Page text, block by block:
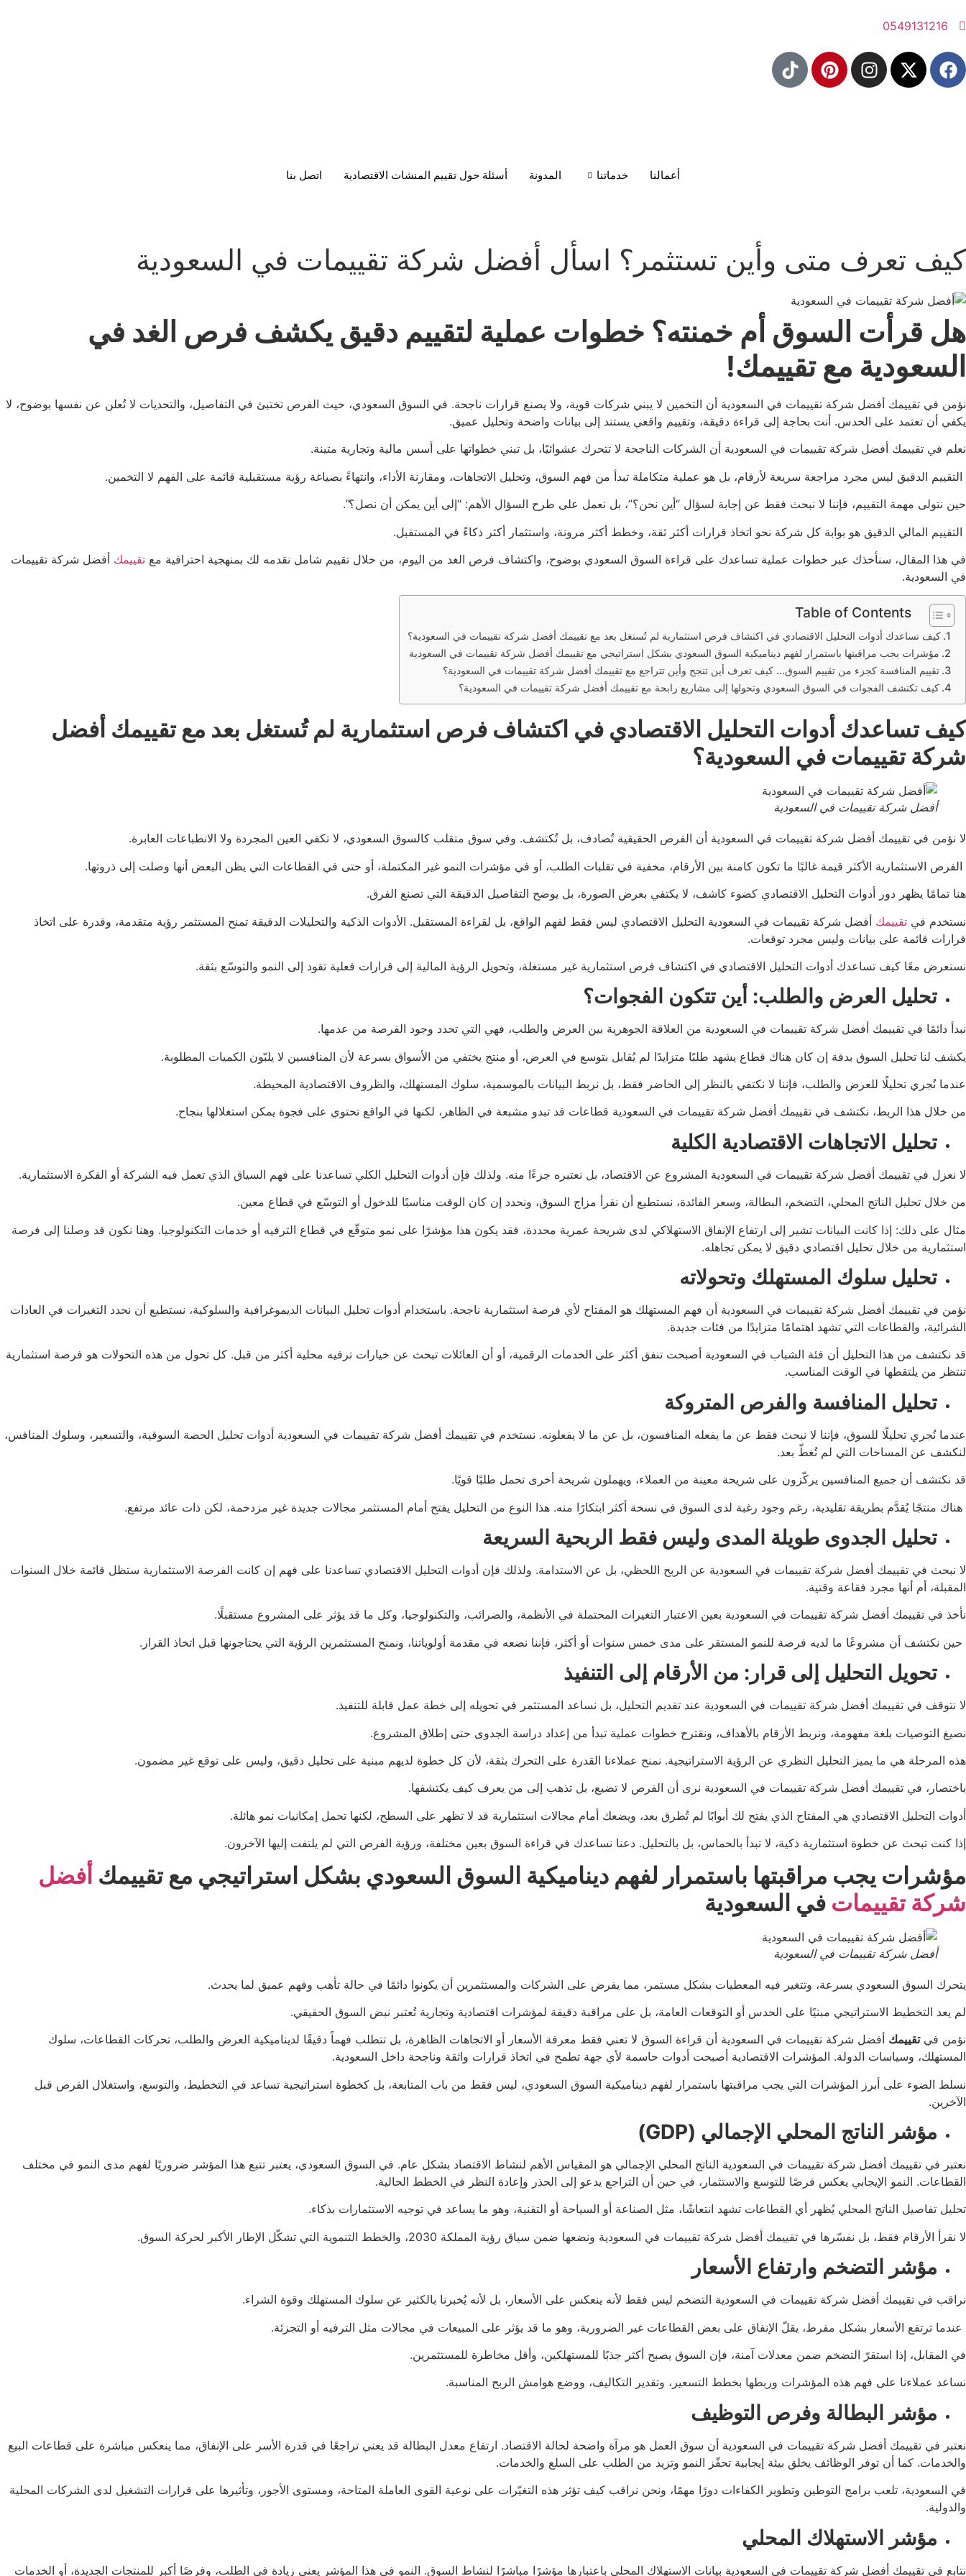
0549131216
أعمالنا خدماتنا المدونة أسئلة حول تقييم المنشات الاقتصادية اتصل بنا
كيف تعرف متى وأين تستثمر؟ اسأل أفضل شركة تقييمات في السعودية
هل قرأت السوق أم خمنته؟ خطوات عملية لتقييم دقيق يكشف فرص الغد في
السعودية مع تقييمك!
نؤمن في تقييمك أفضل شركة تقييمات في السعودية أن التخمين لا يبني شركات قوية، ولا يصنع قرارات ناجحة. في السوق السعودي، حيث الفرص تختبئ في التفاصيل، والتحديات لا تُعلن عن نفسها بوضوح، لا
يكفي أن تعتمد على الحدس. أنت بحاجة إلى قراءة دقيقة، وتقييم واقعي يستند إلى بيانات واضحة وتحليل عميق.
نعلم في تقييمك أفضل شركة تقييمات في السعودية أن الشركات الناجحة لا تتحرك عشوائيًا، بل تبني خطواتها على أسس مالية وتجارية متينة.
التقييم الدقيق ليس مجرد مراجعة سريعة لأرقام، بل هو عملية متكاملة تبدأ من فهم السوق، وتحليل الاتجاهات، ومقارنة الأداء، وانتهاءً بصياغة رؤية مستقبلية قائمة على الفهم لا التخمين.
حين نتولى مهمة التقييم، فإننا لا نبحث فقط عن إجابة لسؤال “أين نحن؟”، بل نعمل على طرح السؤال الأهم: “إلى أين يمكن أن نصل؟”.
التقييم المالي الدقيق هو بوابة كل شركة نحو اتخاذ قرارات أكثر ثقة، وخطط أكثر مرونة، واستثمار أكثر ذكاءً في المستقبل.
في هذا المقال، سنأخذك عبر خطوات عملية تساعدك على قراءة السوق السعودي بوضوح، واكتشاف فرص الغد من اليوم، من خلال تقييم شامل نقدمه لك بمنهجية احترافية مع تقييمك أفضل شركة تقييمات
في السعودية.
Table of Contents
كيف تساعدك أدوات التحليل الاقتصادي في اكتشاف فرص استثمارية لم تُستغل بعد مع تقييمك أفضل شركة تقييمات في السعودية؟
مؤشرات يجب مراقبتها باستمرار لفهم ديناميكية السوق السعودي بشكل استراتيجي مع تقييمك أفضل شركة تقييمات في السعودية
تقييم المنافسة كجزء من تقييم السوق… كيف تعرف أين تنجح وأين تتراجع مع تقييمك أفضل شركة تقييمات في السعودية؟
كيف تكتشف الفجوات في السوق السعودي وتحولها إلى مشاريع رابحة مع تقييمك أفضل شركة تقييمات في السعودية؟
كيف تساعدك أدوات التحليل الاقتصادي في اكتشاف فرص استثمارية لم تُستغل بعد مع تقييمك أفضل
شركة تقييمات في السعودية؟
أفضل شركة تقييمات في السعودية
لا نؤمن في تقييمك أفضل شركة تقييمات في السعودية أن الفرص الحقيقية تُصادف، بل تُكتشف. وفي سوق متقلب كالسوق السعودي، لا تكفي العين المجردة ولا الانطباعات العابرة.
الفرص الاستثمارية الأكثر قيمة غالبًا ما تكون كامنة بين الأرقام، مخفية في تقلبات الطلب، أو في مؤشرات النمو غير المكتملة، أو حتى في القطاعات التي يظن البعض أنها وصلت إلى ذروتها.
هنا تمامًا يظهر دور أدوات التحليل الاقتصادي كضوء كاشف، لا يكتفي بعرض الصورة، بل يوضح التفاصيل الدقيقة التي تصنع الفرق.
نستخدم في تقييمك أفضل شركة تقييمات في السعودية التحليل الاقتصادي ليس فقط لفهم الواقع، بل لقراءة المستقبل. الأدوات الذكية والتحليلات الدقيقة تمنح المستثمر رؤية متقدمة، وقدرة على اتخاذ
قرارات قائمة على بيانات وليس مجرد توقعات.
نستعرض معًا كيف تساعدك أدوات التحليل الاقتصادي في اكتشاف فرص استثمارية غير مستغلة، وتحويل الرؤية المالية إلى قرارات فعلية تقود إلى النمو والتوسّع بثقة.
تحليل العرض والطلب: أين تتكون الفجوات؟
نبدأ دائمًا في تقييمك أفضل شركة تقييمات في السعودية من العلاقة الجوهرية بين العرض والطلب، فهي التي تحدد وجود الفرصة من عدمها.
يكشف لنا تحليل السوق بدقة إن كان هناك قطاع يشهد طلبًا متزايدًا لم يُقابل بتوسع في العرض، أو منتج يختفي من الأسواق بسرعة لأن المنافسين لا يلبّون الكميات المطلوبة.
عندما نُجري تحليلًا للعرض والطلب، فإننا لا نكتفي بالنظر إلى الحاضر فقط، بل نربط البيانات بالموسمية، سلوك المستهلك، والظروف الاقتصادية المحيطة.
من خلال هذا الربط، نكتشف في تقييمك أفضل شركة تقييمات في السعودية قطاعات قد تبدو مشبعة في الظاهر، لكنها في الواقع تحتوي على فجوة يمكن استغلالها بنجاح.
تحليل الاتجاهات الاقتصادية الكلية
لا نعزل في تقييمك أفضل شركة تقييمات في السعودية المشروع عن الاقتصاد، بل نعتبره جزءًا منه. ولذلك فإن أدوات التحليل الكلي تساعدنا على فهم السياق الذي تعمل فيه الشركة أو الفكرة الاستثمارية.
من خلال تحليل الناتج المحلي، التضخم، البطالة، وسعر الفائدة، نستطيع أن نقرأ مزاج السوق، ونحدد إن كان الوقت مناسبًا للدخول أو التوسّع في قطاع معين.
مثال على ذلك: إذا كانت البيانات تشير إلى ارتفاع الإنفاق الاستهلاكي لدى شريحة عمرية محددة، فقد يكون هذا مؤشرًا على نمو متوقّع في قطاع الترفيه أو خدمات التكنولوجيا. وهنا نكون قد وصلنا إلى فرصة
استثمارية من خلال تحليل اقتصادي دقيق لا يمكن تجاهله.
تحليل سلوك المستهلك وتحولاته
نؤمن في تقييمك أفضل شركة تقييمات في السعودية أن فهم المستهلك هو المفتاح لأي فرصة استثمارية ناجحة. باستخدام أدوات تحليل البيانات الديموغرافية والسلوكية، نستطيع أن نحدد التغيرات في العادات
الشرائية، والقطاعات التي تشهد اهتمامًا متزايدًا من فئات جديدة.
قد نكتشف من هذا التحليل أن فئة الشباب في السعودية أصبحت تنفق أكثر على الخدمات الرقمية، أو أن العائلات تبحث عن خيارات ترفيه محلية أكثر من قبل. كل تحول من هذه التحولات هو فرصة استثمارية
تنتظر من يلتقطها في الوقت المناسب.
تحليل المنافسة والفرص المتروكة
عندما نُجري تحليلًا للسوق، فإننا لا نبحث فقط عن ما يفعله المنافسون، بل عن ما لا يفعلونه. نستخدم في تقييمك أفضل شركة تقييمات في السعودية أدوات تحليل الحصة السوقية، والتسعير، وسلوك المنافس،
لنكشف عن المساحات التي لم تُغطّ بعد.
قد نكتشف أن جميع المنافسين يركّزون على شريحة معينة من العملاء، ويهملون شريحة أخرى تحمل طلبًا قويًا.
هناك منتجًا يُقدَّم بطريقة تقليدية، رغم وجود رغبة لدى السوق في نسخة أكثر ابتكارًا منه. هذا النوع من التحليل يفتح أمام المستثمر مجالات جديدة غير مزدحمة، لكن ذات عائد مرتفع.
تحليل الجدوى طويلة المدى وليس فقط الربحية السريعة
لا نبحث في تقييمك أفضل شركة تقييمات في السعودية عن الربح اللحظي، بل عن الاستدامة. ولذلك فإن أدوات التحليل الاقتصادي تساعدنا على فهم إن كانت الفرصة الاستثمارية ستظل قائمة خلال السنوات
المقبلة، أم أنها مجرد فقاعة وقتية.
نأخذ في تقييمك أفضل شركة تقييمات في السعودية بعين الاعتبار التغيرات المحتملة في الأنظمة، والضرائب، والتكنولوجيا، وكل ما قد يؤثر على المشروع مستقبلًا.
حين نكتشف أن مشروعًا ما لديه فرصة للنمو المستقر على مدى خمس سنوات أو أكثر، فإننا نضعه في مقدمة أولوياتنا، ونمنح المستثمرين الرؤية التي يحتاجونها قبل اتخاذ القرار.
تحويل التحليل إلى قرار: من الأرقام إلى التنفيذ
لا نتوقف في تقييمك أفضل شركة تقييمات في السعودية عند تقديم التحليل، بل نساعد المستثمر في تحويله إلى خطة عمل قابلة للتنفيذ.
نصيغ التوصيات بلغة مفهومة، ونربط الأرقام بالأهداف، ونقترح خطوات عملية تبدأ من إعداد دراسة الجدوى حتى إطلاق المشروع.
هذه المرحلة هي ما يميز التحليل النظري عن الرؤية الاستراتيجية. نمنح عملاءنا القدرة على التحرك بثقة، لأن كل خطوة لديهم مبنية على تحليل دقيق، وليس على توقع غير مضمون.
باختصار، في تقييمك أفضل شركة تقييمات في السعودية نرى أن الفرص لا تضيع، بل تذهب إلى من يعرف كيف يكتشفها.
أدوات التحليل الاقتصادي هي المفتاح الذي يفتح لك أبوابًا لم تُطرق بعد، ويضعك أمام مجالات استثمارية قد لا تظهر على السطح، لكنها تحمل إمكانيات نمو هائلة.
إذا كنت تبحث عن خطوة استثمارية ذكية، لا تبدأ بالحماس، بل بالتحليل. دعنا نساعدك في قراءة السوق بعين مختلفة، ورؤية الفرص التي لم يلتفت إليها الآخرون.
مؤشرات يجب مراقبتها باستمرار لفهم ديناميكية السوق السعودي بشكل استراتيجي مع تقييمك أفضل
شركة تقييمات في السعودية
أفضل شركة تقييمات في السعودية
يتحرك السوق السعودي بسرعة، وتتغير فيه المعطيات بشكل مستمر، مما يفرض على الشركات والمستثمرين أن يكونوا دائمًا في حالة تأهب وفهم عميق لما يحدث.
لم يعد التخطيط الاستراتيجي مبنيًا على الحدس أو التوقعات العامة، بل على مراقبة دقيقة لمؤشرات اقتصادية وتجارية تُعتبر نبض السوق الحقيقي.
نؤمن فيتقييمك أفضل شركة تقييمات في السعودية أن قراءة السوق لا تعني فقط معرفة الأسعار أو الاتجاهات الظاهرة، بل تتطلب فهماً دقيقًا لديناميكية العرض والطلب، تحركات القطاعات، سلوك
المستهلك، وسياسات الدولة. المؤشرات الاقتصادية أصبحت أدوات حاسمة لأي جهة تطمح في اتخاذ قرارات واثقة وناجحة داخل السعودية.
نسلط الضوء على أبرز المؤشرات التي يجب مراقبتها باستمرار لفهم ديناميكية السوق السعودي، ليس فقط من باب المتابعة، بل كخطوة استراتيجية تساعد في التخطيط، والتوسع، واستغلال الفرص قبل
الآخرين.
مؤشر الناتج المحلي الإجمالي (GDP)
نعتبر في تقييمك أفضل شركة تقييمات في السعودية الناتج المحلي الإجمالي هو المقياس الأهم لنشاط الاقتصاد بشكل عام. في السوق السعودي، يعتبر تتبع هذا المؤشر ضروريًا لفهم مدى النمو في مختلف
القطاعات. النمو الإيجابي يعكس فرصًا للتوسع والاستثمار، في حين أن التراجع يدعو إلى الحذر وإعادة النظر في الخطط الحالية.
تحليل تفاصيل الناتج المحلي يُظهر أي القطاعات تشهد انتعاشًا، مثل الصناعة أو السياحة أو التقنية، وهو ما يساعد في توجيه الاستثمارات بذكاء.
لا نقرأ الأرقام فقط، بل نفسّرها في تقييمك أفضل شركة تقييمات في السعودية ونضعها ضمن سياق رؤية المملكة 2030، والخطط التنموية التي تشكّل الإطار الأكبر لحركة السوق.
مؤشر التضخم وارتفاع الأسعار
نراقب في تقييمك أفضل شركة تقييمات في السعودية التضخم ليس فقط لأنه ينعكس على الأسعار، بل لأنه يُخبرنا بالكثير عن سلوك المستهلك وقوة الشراء.
عندما ترتفع الأسعار بشكل مفرط، يقلّ الإنفاق على بعض القطاعات غير الضرورية، وهو ما قد يؤثر على المبيعات في مجالات مثل الترفيه أو التجزئة.
في المقابل، إذا استقرّ التضخم ضمن معدلات آمنة، فإن السوق يصبح أكثر جذبًا للمستهلكين، وأقل مخاطرة للمستثمرين.
نساعد عملاءنا على فهم هذه المؤشرات وربطها بخطط التسعير، وتقدير التكاليف، ووضع هوامش الربح المناسبة.
مؤشر البطالة وفرص التوظيف
نعتبر في تقييمك أفضل شركة تقييمات في السعودية أن سوق العمل هو مرآة واضحة لحالة الاقتصاد. ارتفاع معدل البطالة قد يعني تراجعًا في قدرة الأسر على الإنفاق، مما ينعكس مباشرة على قطاعات البيع
والخدمات. كما أن توفر الوظائف يخلق بيئة إيجابية تحفّز النمو وتزيد من الطلب على السلع والخدمات.
في السعودية، تلعب برامج التوطين وتطوير الكفاءات دورًا مهمًا، ونحن نراقب كيف تؤثر هذه التغيّرات على نوعية القوى العاملة المتاحة، ومستوى الأجور، وتأثيرها على قرارات التشغيل لدى الشركات المحلية
والدولية.
مؤشر الاستهلاك المحلي
نتابع في تقييمك أفضل شركة تقييمات في السعودية بيانات الاستهلاك المحلي باعتبارها مؤشرًا مباشرًا لنشاط السوق. النمو في هذا المؤشر يعني زيادة في الطلب، وفرصًا أكبر للمنتجات الجديدة، أو الخدمات